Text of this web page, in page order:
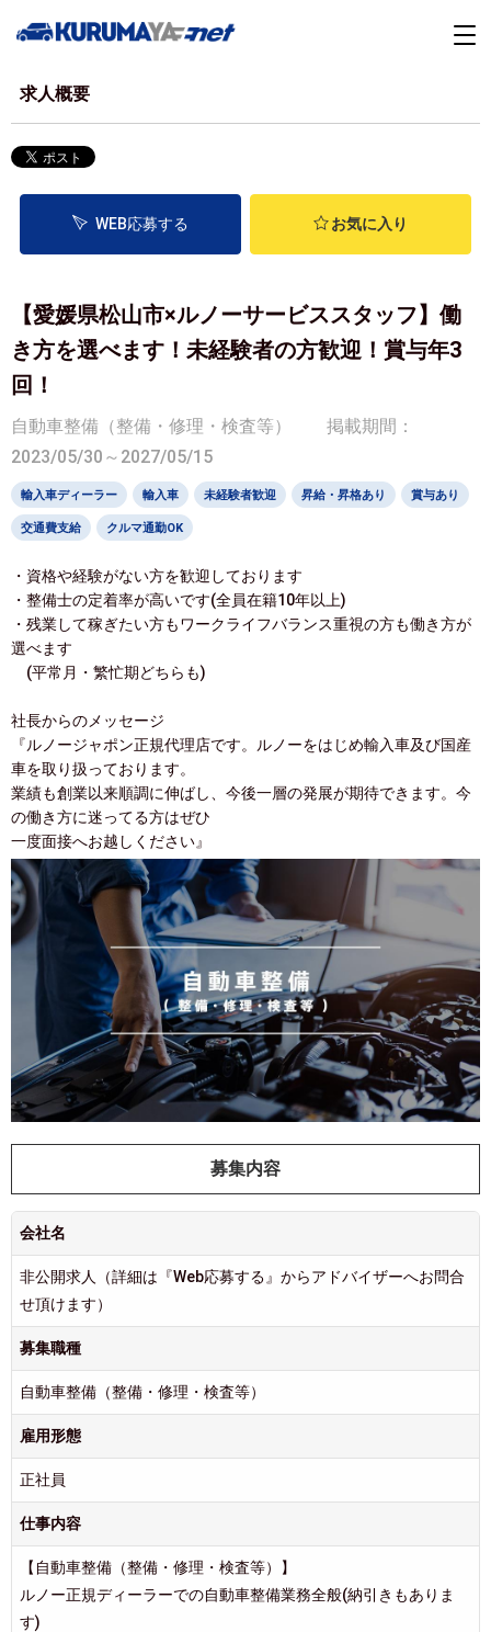
求人概要
WEB応募する お気に入り
【愛媛県松山市×ルノーサービススタッフ】働
き方を選べます！未経験者の方歓迎！賞与年3
回！
自動車整備（整備・修理・検査等）
掲載期間：
2023/05/30～2027/05/15
輸入車ディーラー 輸入車 未経験者歓迎 昇給・昇格あり 賞与あり
交通費支給 クルマ通勤OK
・資格や経験がない方を歓迎しております
・整備士の定着率が高いです(全員在籍10年以上)
・残業して稼ぎたい方もワークライフバランス重視の方も働き方が
選べます
(平常月・繁忙期どちらも)
社長からのメッセージ
『ルノージャポン正規代理店です。ルノーをはじめ輸入車及び国産
車を取り扱っております。
業績も創業以来順調に伸ばし、今後一層の発展が期待できます。今
の働き方に迷ってる方はぜひ
一度面接へお越しください』
募集内容
会社名
非公開求人（詳細は『Web応募する』からアドバイザーへお問合
せ頂けます）
募集職種
自動車整備（整備・修理・検査等）
雇用形態
正社員
仕事内容
【自動車整備（整備・修理・検査等）】
ルノー正規ディーラーでの自動車整備業務全般(納引きもありま
す)